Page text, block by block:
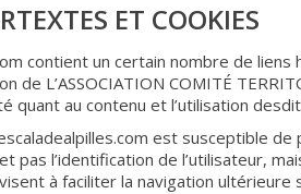
ET COOKIES
contient un certain nombre de
de L’ASSOCIATION COMITÉ
quant au contenu et l’utilisation
est susceptible
pas l’identification de l’utilisateur,
à faciliter la navigation